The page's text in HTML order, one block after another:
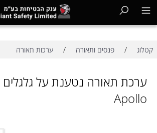
קטלוג / פנסים ותאורה / ערכות תאורה
Apollo